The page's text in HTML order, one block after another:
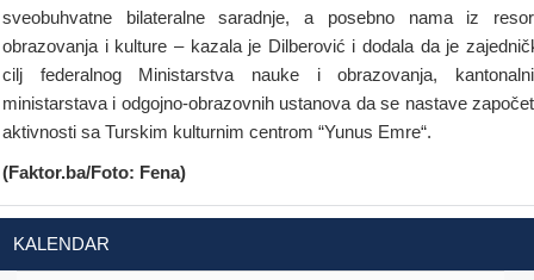
sveobuhvatne bilateralne saradnje, a posebno nama iz
obrazovanja i kulture – kazala je Dilberović i dodala da je
cilj federalnog Ministarstva nauke i obrazovanja,
ministarstava i odgojno-obrazovnih ustanova da se nastave
aktivnosti sa Turskim kulturnim centrom “Yunus Emre“.
(Faktor.ba/Foto: Fena)
KALENDAR